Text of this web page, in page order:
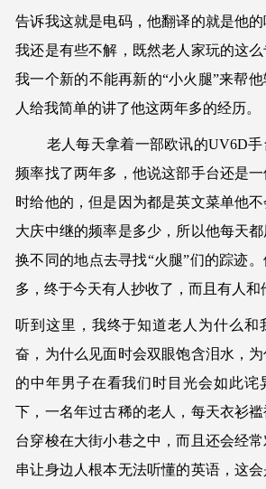
告诉我这就是电码，他翻译的就是他的
我还是有些不解，既然老人家玩的这
我一个新的不能再新的“小火腿”来帮
人给我简单的讲了他这两年多的经历。
老人每天拿着一部欧讯的UV6D手
频率找了两年多，他说这部手台还是
时给他的，但是因为都是英文菜单他
大庆中继的频率是多少，所以他每天
换不同的地点去寻找“火腿”们的踪迹
多，终于今天有人抄收了，而且有人和
听到这里，我终于知道老人为什么和
奋，为什么见面时会双眼饱含泪水，
的中年男子在看我们时目光会如此诧
下，一名年过古稀的老人，每天衣衫
台穿梭在大街小巷之中，而且还会经
串让身边人根本无法听懂的英语，这